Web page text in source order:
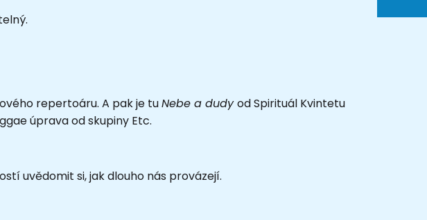
repertoáru. A pak je tuNebe a dudyod Spirituál Kvintetu
úprava od skupiny Etc.
uvědomit si, jak dlouho nás provázejí.